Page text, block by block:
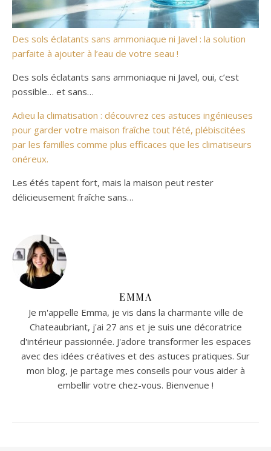
Des sols éclatants sans ammoniaque ni Javel : la solution
parfaite à ajouter à l’eau de votre seau !
Des sols éclatants sans ammoniaque ni Javel, oui, c’est
possible… et sans…
Adieu la climatisation : découvrez ces astuces ingénieuses
pour garder votre maison fraîche tout l’été, plébiscitées
par les familles comme plus efficaces que les climatiseurs
onéreux.
Les étés tapent fort, mais la maison peut rester
délicieusement fraîche sans…
EMMA
Je m'appelle Emma, je vis dans la charmante ville de
Chateaubriant, j'ai 27 ans et je suis une décoratrice
d'intérieur passionnée. J'adore transformer les espaces
avec des idées créatives et des astuces pratiques. Sur
mon blog, je partage mes conseils pour vous aider à
embellir votre chez-vous. Bienvenue !